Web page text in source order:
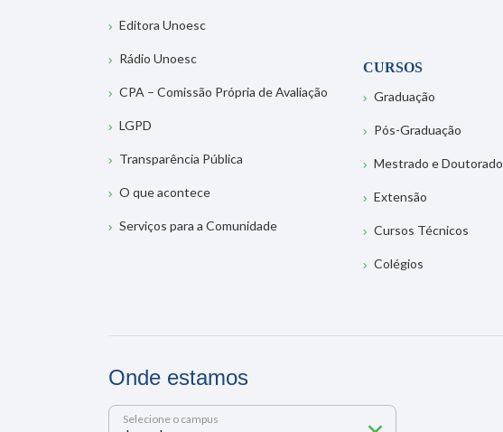
Editora Unoesc
Rádio Unoesc
CPA – Comissão Própria de Avaliação
LGPD
Transparência Pública
O que acontece
Serviços para a Comunidade
CURSOS
Graduação
Pós-Graduação
Mestrado e Doutorado
Extensão
Cursos Técnicos
Colégios
Onde estamos
Selecione o campus